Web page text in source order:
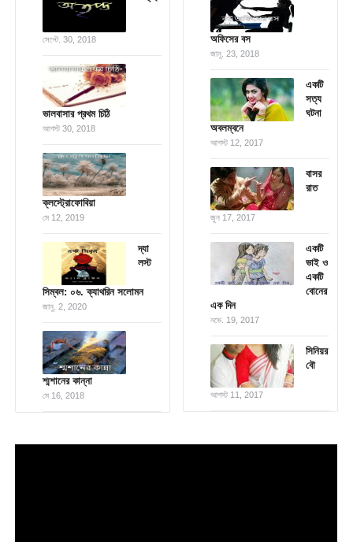
সেপ্টে. 30, 2018
ভালবাসার প্রথম চিঠি
আগস্ট 30, 2018
ক্লস্ট্রোফোবিয়া
মে 12, 2019
দ্যা
লস্ট
সিম্বল: ০৬. ক্যাথরিন সলোমন
জানু. 2, 2020
শ্মশানের কান্না
মে 16, 2018
অফিসের বস
জানু. 23, 2018
একটি
সত্য
ঘটনা
অবলম্বনে
আগস্ট 12, 2017
বাসর
রাত
জুন 17, 2017
একটি
ভাই ও
একটি
বোনের
এক দিন
নভে. 19, 2017
সিনিয়র
বৌ
আগস্ট 11, 2017